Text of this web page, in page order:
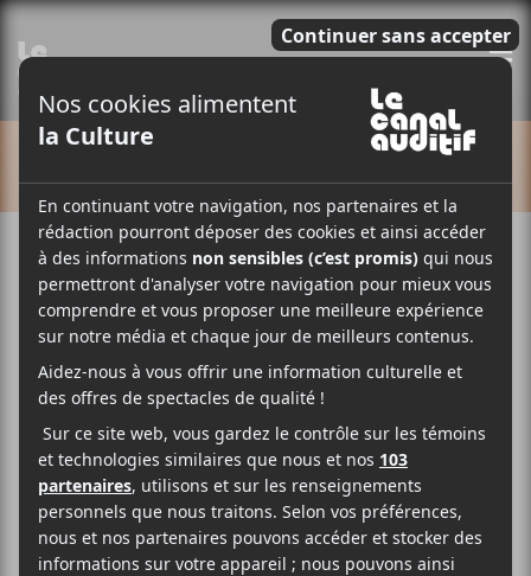
Cet évènement est passé.
Concert sur mesure :
Greg Beaudin
2024-11-22@19:00–20:00